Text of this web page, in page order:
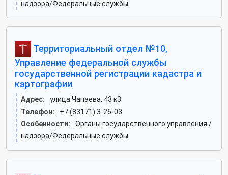
надзора/Федеральные службы
Территориальный отдел №10,
Управление федеральной службы
государственной регистрации кадастра и
картографии
Адрес:
улица Чапаева, 43 к3
Телефон:
+7 (83171) 3-26-03
Особенности:
Органы государственного управления /
надзора/Федеральные службы